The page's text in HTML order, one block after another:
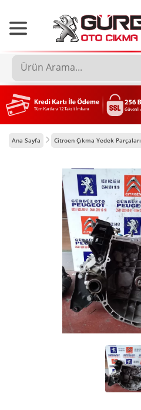
Ana Sayfa Citroen Çıkma Yedek Parçaları